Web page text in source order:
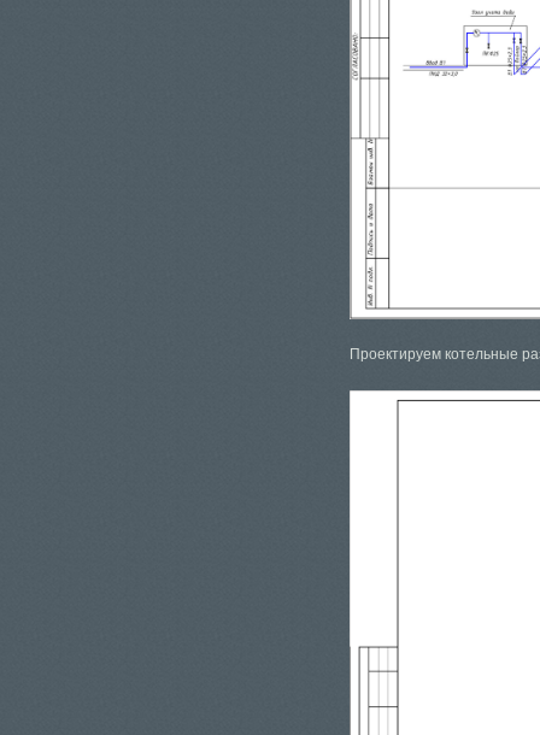
Проектируем котельные